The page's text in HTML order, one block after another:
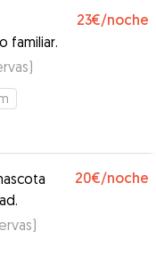
para tener en cuenta
que es educador
para que nos dé
seguro!
familiar.
23€/noche
)
20€/noche
)